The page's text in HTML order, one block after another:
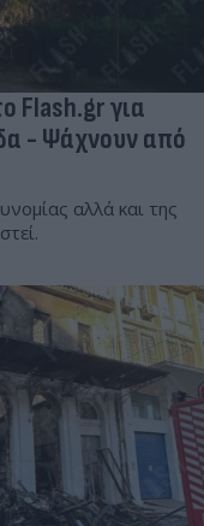
Flash.gr για
- Ψάχνουν από
αλλά και της